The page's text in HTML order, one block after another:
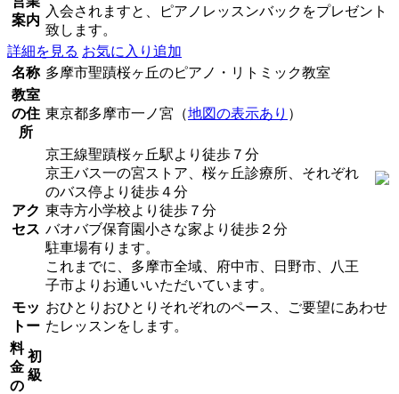
案内
入会されますと、ピアノレッスンバックをプレゼント
致します。
詳細を見る お気に入り追加
名称 多摩市聖蹟桜ヶ丘のピアノ・リトミック教室
教室
の住
所
東京都多摩市一ノ宮（地図の表示あり ）
アク
セス
京王線聖蹟桜ヶ丘駅より徒歩７分
京王バス一の宮ストア、桜ヶ丘診療所、それぞれ
のバス停より徒歩４分
東寺方小学校より徒歩７分
バオバブ保育園小さな家より徒歩２分
駐車場有ります。
これまでに、多摩市全域、府中市、日野市、八王
子市よりお通いいただいています。
モッ
トー
おひとりおひとりそれぞれのペース、ご要望にあわせ
たレッスンをします。
料
金
の
初
級